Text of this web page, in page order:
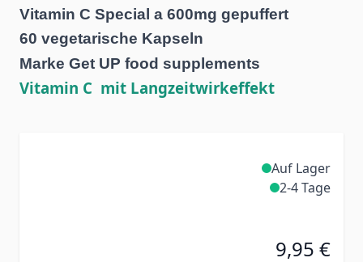
Vitamin C Special a 600mg gepuffert
60 vegetarische Kapseln
Marke Get UP food supplements
Vitamin C mit Langzeitwirkeffekt
Auf Lager
2-4 Tage
9,95 €